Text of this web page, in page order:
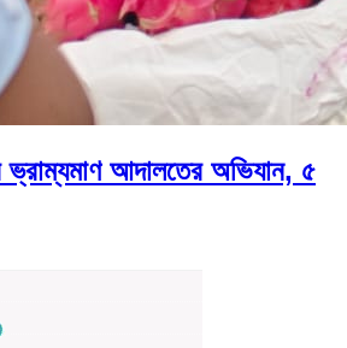
ভ্রাম্যমাণ আদালতের অভিযান, ৫